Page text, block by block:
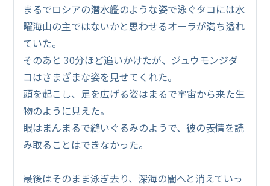
まるでロシアの潜水艦のような姿で泳ぐタコには水
曜海山の主ではないかと思わせるオーラが満ち溢れ
ていた。
そのあと 30分ほど追いかけたが、ジュウモンジダ
コはさまざまな姿を見せてくれた。
頭を起こし、足を広げる姿はまるで宇宙から来た生
物のように見えた。
眼はまんまるで縫いぐるみのようで、彼の表情を読
み取ることはできなかった。
最後はそのまま泳ぎ去り、深海の闇へと消えていっ